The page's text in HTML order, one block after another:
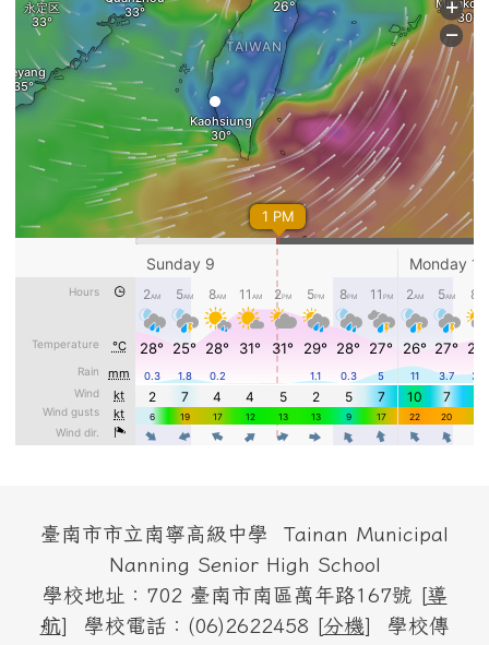
頁尾區域內容
臺南市市立南寧高級中學 Tainan Municipal
Nanning Senior High School
學校地址：702 臺南市南區萬年路167號 [導
航] 學校電話：(06)2622458 [分機] 學校傳